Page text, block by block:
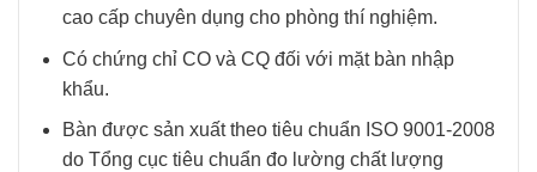
cao cấp chuyên dụng cho phòng thí nghiệm.
Có chứng chỉ CO và CQ đối với mặt bàn nhập
khẩu.
Bàn được sản xuất theo tiêu chuẩn ISO 9001-2008
do Tổng cục tiêu chuẩn đo lường chất lượng